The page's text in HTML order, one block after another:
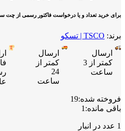
برای خرید تعداد و یا درخواست فاکتور رسمی از چت
برند: TSCO | تسکو
ارسال
کمتر از 3
ساعت
ارسال
کمتر از
24
ساعت
فروخته شده:19
باقی مانده: 1
1 عدد در انبار